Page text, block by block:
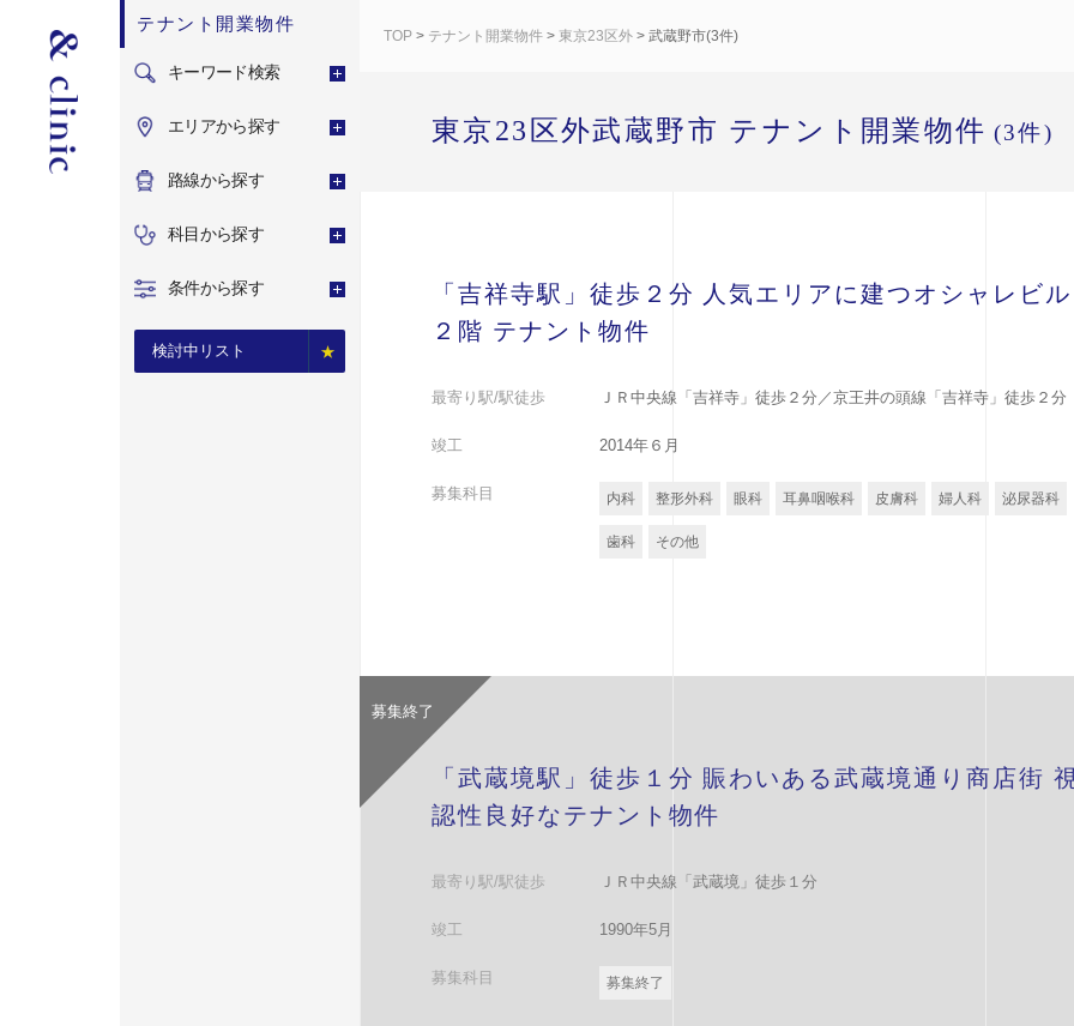
テナント開業物件
キーワード検索
エリアから探す
路線から探す
科目から探す
条件から探す
検討中リスト
TOP > テナント開業物件 > 東京23区外 > 武蔵野市(3件)
東京23区外武蔵野市 テナント開業物件 (3件)
「吉祥寺駅」徒歩２分 人気エリアに建つオシャレビル
２階 テナント物件
最寄り駅/駅徒歩 ＪＲ中央線「吉祥寺」徒歩２分／京王井の頭線「吉祥寺」徒歩２分
竣工 2014年６月
募集科目 内科 整形外科 眼科 耳鼻咽喉科 皮膚科 婦人科 泌尿器科
歯科 その他
「武蔵境駅」徒歩１分 賑わいある武蔵境通り商店街
認性良好なテナント物件
最寄り駅/駅徒歩 ＪＲ中央線「武蔵境」徒歩１分
竣工 1990年5月
募集科目 募集終了
募集終了